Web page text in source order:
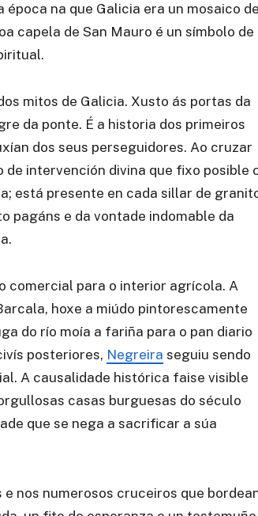
na que Galicia era un mosaico
capela de San Mauro é un símbolo de
mitos de Galicia. Xusto ás portas da
da ponte. É a historia dos primeiros
dos seus perseguidores. Ao cruzar
intervención divina que fixo posible
está presente en cada sillar de
pagáns e da vontade indomable da
comercial para o interior agrícola. A
hoxe a miúdo pintorescamente
do río moía a fariña para o pan diario
posteriores, Negreira seguiu sendo
A causalidade histórica faise visible
casas burguesas do século
que se nega a sacrificar a súa
nos numerosos cruceiros que